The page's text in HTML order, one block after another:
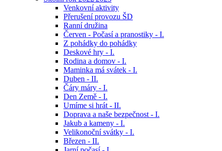
Venkovní aktivity
Přerušení provozu ŠD
Ranní družina
Červen - Počasí a pranostiky - I.
Z pohádky do pohádky
Deskové hry - I.
Rodina a domov - I.
Maminka má svátek - I.
Duben - II.
Čáry máry - I.
Den Země - I.
Umíme si hrát - II.
Doprava a naše bezpečnost - I.
Jakub a kameny - I.
Velikonoční svátky - I.
Březen - II.